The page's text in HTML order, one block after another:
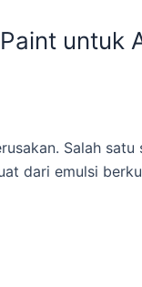
untuk
Salah
dari emulsi